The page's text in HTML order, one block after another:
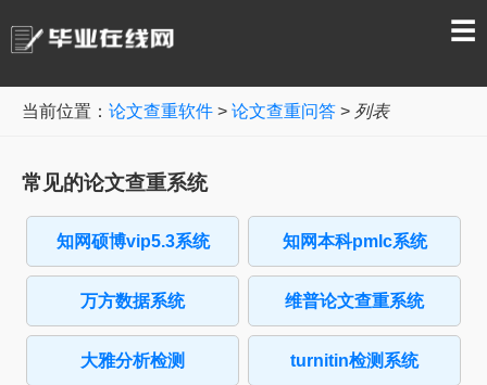
☰
当前位置： 论文查重软件 > 论文查重问答 > 列表
常见的论文查重系统
知网硕博vip5.3系统 知网本科pmlc系统
万方数据系统 维普论文查重系统
大雅分析检测 turnitin检测系统